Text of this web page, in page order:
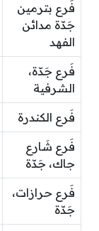
فَرع بترمين
جَدّة مدائن
الفهد
فَرع جَدّة،
الشرفية
فَرع الكندرة
فَرع شَارع
جاك، جَدّة
فَرع حرازات،
جَدّة